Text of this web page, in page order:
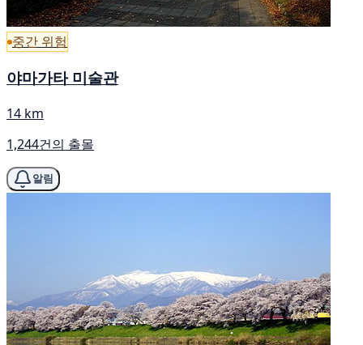
중간 위험
야마가타 미술관
14 km
1,244건의 출몰
알림